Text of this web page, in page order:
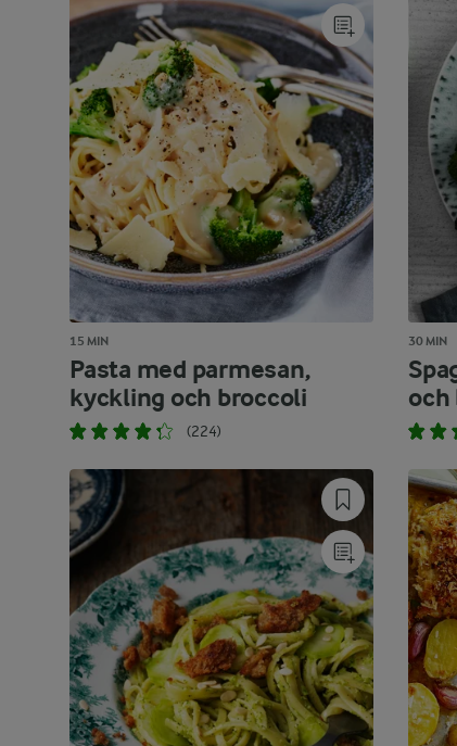
15 MIN
Pasta med parmesan,
kyckling och broccoli
(224)
30 MIN
och